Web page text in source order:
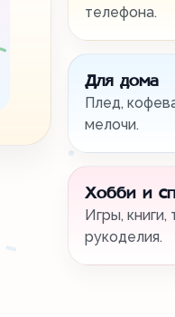
телефона.
Для дома
Плед,
мелочи.
Хобби и
Игры, книги,
рукоделия.